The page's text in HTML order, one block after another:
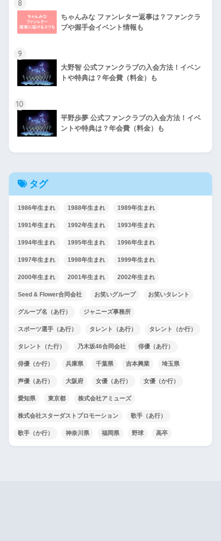
8
ちゃんみな ファンレター返事は？ファンクラ
ブや握手会イベント情報も
9
大野智 公式ファンクラブの入会方法！イベン
トや特典は？年会費（料金）も
10
平野歩夢 公式ファンクラブの入会方法！イベ
ントや特典は？年会費（料金）も
タグ
1986年生まれ 1988年生まれ 1989年生まれ
1991年生まれ 1992年生まれ 1993年生まれ
1994年生まれ 1995年生まれ 1996年生まれ
1997年生まれ 1998年生まれ 1999年生まれ
2000年生まれ 2001年生まれ 2002年生まれ
Seed & Flower合同会社 お笑いグループ お笑いタレント
グループ名（あ行） ジャニーズ事務所
スポーツ選手（あ行） タレント（あ行） タレント（か行）
タレント（た行） 乃木坂46合同会社 俳優（あ行）
俳優（か行） 兵庫県 千葉県 吉本興業 埼玉県
声優（あ行） 大阪府 女優（あ行） 女優（か行）
愛知県 東京都 株式会社アミューズ
株式会社スターダストプロモーション 歌手（あ行）
歌手（か行） 神奈川県 福岡県 野球 高卒